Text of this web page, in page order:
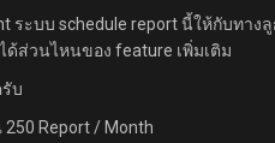
ระบบ schedule report นี้ให้กับทา
ด้ส่วนไหนของ feature เพิ่มเติม
บ
Report / Month